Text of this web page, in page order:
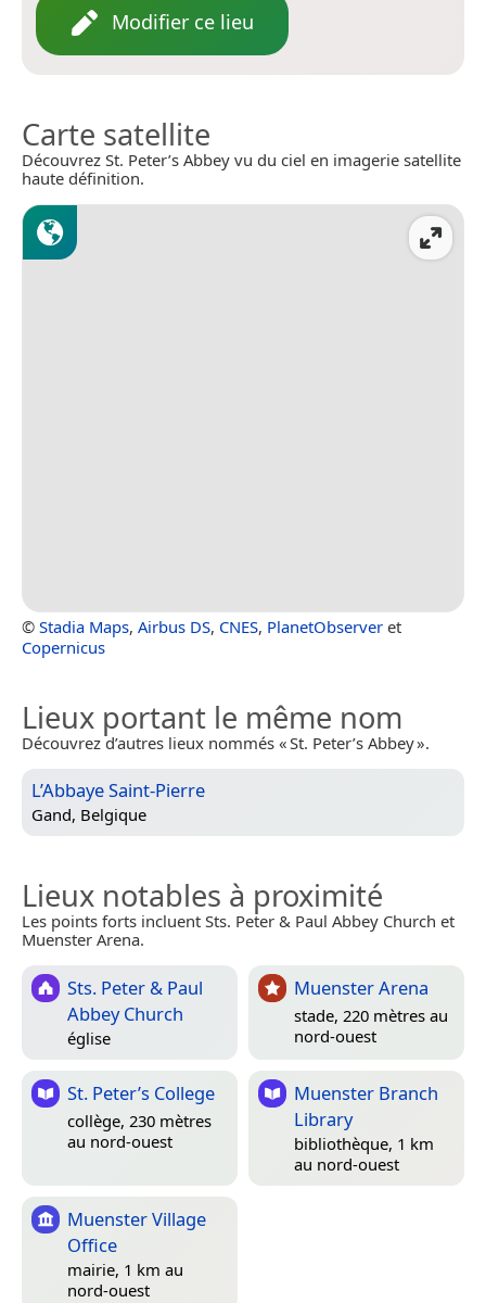
Modifier ce lieu
Carte satellite
Découvrez St. Peter’s Abbey vu du ciel en imagerie satellite
haute définition.
© Stadia Maps, Airbus DS, CNES, PlanetObserver et
Copernicus
Lieux portant le même nom
Découvrez d’autres lieux nommés « St. Peter’s Abbey ».
L’Abbaye Saint-Pierre
Gand, Belgique
Lieux notables à proximité
Les points forts incluent Sts. Peter & Paul Abbey Church et
Muenster Arena.
Sts. Peter & Paul
Abbey Church
église
Muenster Arena
stade, 220 mètres au
nord-ouest
St. Peter’s College
collège, 230 mètres
au nord-ouest
Muenster Branch
Library
bibliothèque, 1 km
au nord-ouest
Muenster Village
Office
mairie, 1 km au
nord-ouest